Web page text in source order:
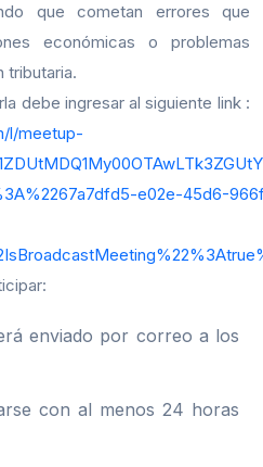
que cometan errores que
económicas o problemas
tributaria.
debe ingresar al siguiente link :
l/meetup-
e02e-45d6-
enviado por correo a los
con al menos 24 horas